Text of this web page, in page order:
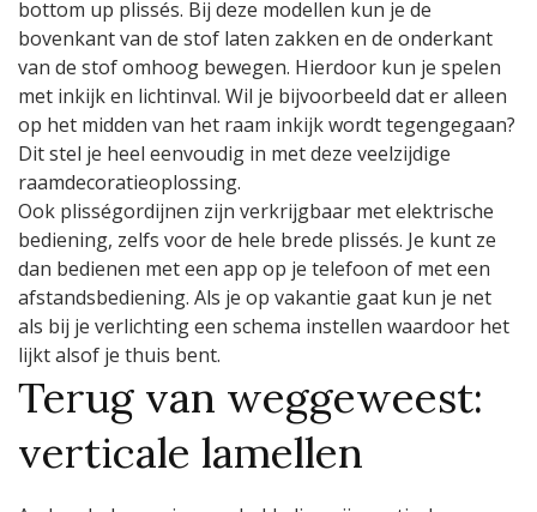
bottom up plissés. Bij deze modellen kun je de
bovenkant van de stof laten zakken en de onderkant
van de stof omhoog bewegen. Hierdoor kun je spelen
met inkijk en lichtinval. Wil je bijvoorbeeld dat er alleen
op het midden van het raam inkijk wordt tegengegaan?
Dit stel je heel eenvoudig in met deze veelzijdige
raamdecoratieoplossing.
Ook plisségordijnen zijn verkrijgbaar met elektrische
bediening, zelfs voor de hele brede plissés. Je kunt ze
dan bedienen met een app op je telefoon of met een
afstandsbediening. Als je op vakantie gaat kun je net
als bij je verlichting een schema instellen waardoor het
lijkt alsof je thuis bent.
Terug van weggeweest:
verticale lamellen